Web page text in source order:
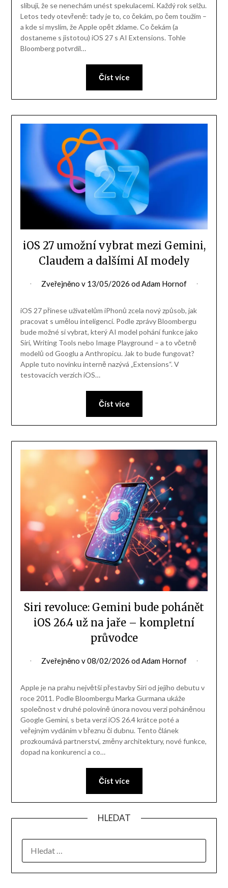
slibuji, že se nenechám unést spekulacemi. Každý rok selžu.
Letos tedy otevřeně: tady je to, co čekám, po čem toužím –
a kde si myslím, že Apple opět zklame. Co čekám (a
dostaneme s jistotou) iOS 27 s AI Extensions. Tohle
Bloomberg potvrdil…
Číst více
iOS 27 umožní vybrat mezi Gemini,
Claudem a dalšími AI modely
Zveřejněno v 13/05/2026 odAdam Hornof
iOS 27 přinese uživatelům iPhonů zcela nový způsob, jak
pracovat s umělou inteligencí. Podle zprávy Bloombergu
bude možné si vybrat, který AI model pohání funkce jako
Siri, Writing Tools nebo Image Playground – a to včetně
modelů od Googlu a Anthropicu. Jak to bude fungovat?
Apple tuto novinku interně nazývá „Extensions“. V
testovacích verzích iOS…
Číst více
Siri revoluce: Gemini bude pohánět
iOS 26.4 už na jaře – kompletní
průvodce
Zveřejněno v08/02/2026 odAdam Hornof
Apple je na prahu největší přestavby Siri od jejího debutu v
roce 2011. Podle Bloombergu Marka Gurmana ukáže
společnost v druhé polovině února novou verzi poháněnou
Google Gemini, s beta verzí iOS 26.4 krátce poté a
veřejným vydáním v březnu či dubnu. Tento článek
prozkoumává partnerství, změny architektury, nové funkce,
dopad na konkurenci a co…
Číst více
HLEDAT